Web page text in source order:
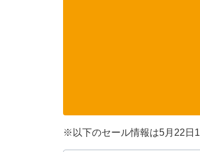
※以下のセール情報は5月22日